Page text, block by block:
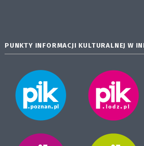
PUNKTY INFORMACJI KULTURALNEJ W